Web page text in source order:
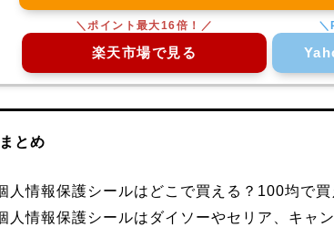
楽天市場で見る
とめ
人情報保護シールはどこで買える？100均で買
人情報保護シールはダイソーやセリア、キャ